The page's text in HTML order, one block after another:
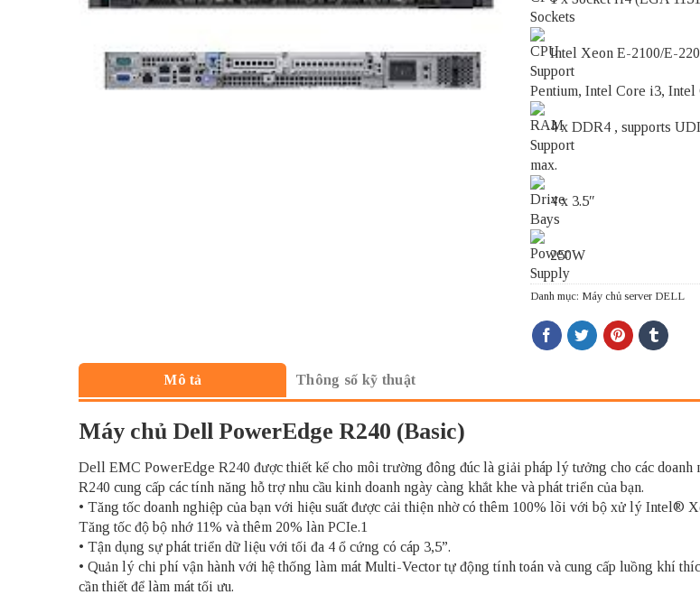
Intel Xeon E-2100/E-
Pentium, Intel Core i3, Intel
4 x DDR4 , supports
max.
4 x 3.5″
250W
Danh mục: Máy chủ server DELL
Mô tả Thông số kỹ thuật
Máy chủ Dell PowerEdge R240 (Basic)
Dell EMC PowerEdge R240 được thiết kế cho môi trường đông đúc là giải pháp lý tưởng cho các doanh
R240 cung cấp các tính năng hỗ trợ nhu cầu kinh doanh ngày càng khắt khe và phát triển của bạn.
• Tăng tốc doanh nghiệp của bạn với hiệu suất được cải thiện nhờ có thêm 100% lõi với bộ xử lý Intel®
Tăng tốc độ bộ nhớ 11% và thêm 20% làn PCIe.1
• Tận dụng sự phát triển dữ liệu với tối đa 4 ổ cứng có cáp 3,5”.
• Quản lý chi phí vận hành với hệ thống làm mát Multi-Vector tự động tính toán và cung cấp luồng khí
cần thiết để làm mát tối ưu.